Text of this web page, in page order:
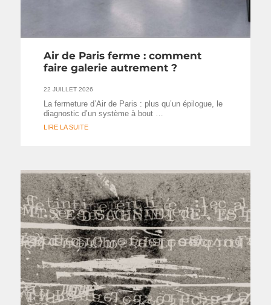
Air de Paris ferme : comment
faire galerie autrement ?
22 JUILLET 2026
La fermeture d’Air de Paris : plus qu’un épilogue, le
diagnostic d’un système à bout …
LIRE LA SUITE